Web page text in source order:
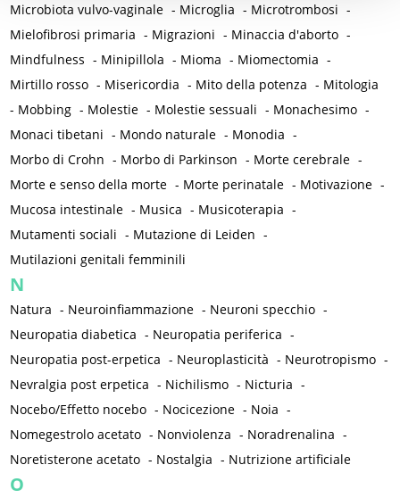
Microbiota vulvo-vaginale - Microglia - Microtrombosi -
Mielofibrosi primaria - Migrazioni - Minaccia d'aborto -
Mindfulness - Minipillola - Mioma - Miomectomia -
Mirtillo rosso - Misericordia - Mito della potenza - Mitologia
- Mobbing - Molestie - Molestie sessuali - Monachesimo -
Monaci tibetani - Mondo naturale - Monodia -
Morbo di Crohn - Morbo di Parkinson - Morte cerebrale -
Morte e senso della morte - Morte perinatale - Motivazione -
Mucosa intestinale - Musica - Musicoterapia -
Mutamenti sociali - Mutazione di Leiden -
Mutilazioni genitali femminili
N
Natura - Neuroinfiammazione - Neuroni specchio -
Neuropatia diabetica - Neuropatia periferica -
Neuropatia post-erpetica - Neuroplasticità - Neurotropismo -
Nevralgia post erpetica - Nichilismo - Nicturia -
Nocebo/Effetto nocebo - Nocicezione - Noia -
Nomegestrolo acetato - Nonviolenza - Noradrenalina -
Noretisterone acetato - Nostalgia - Nutrizione artificiale
O